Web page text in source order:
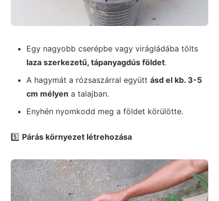
Egy nagyobb cserépbe vagy virágládába tölts
laza szerkezetű, tápanyagdús földet.
A hagymát a rózsaszárral együttásd el kb. 3-5
cm mélyen a talajban.
Enyhén nyomkodd meg a földet körülötte.
5️⃣ Párás környezet létrehozása